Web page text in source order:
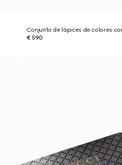
Conjunto de lápices de colores
€ 590